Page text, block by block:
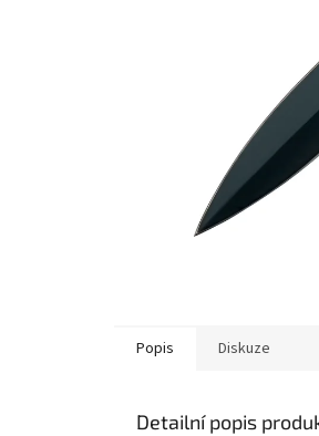
Popis Diskuze
Detailní popis